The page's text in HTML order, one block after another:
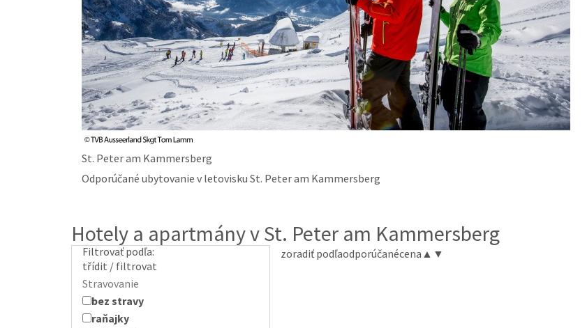
St. Peter am Kammersberg
Odporúčané ubytovanie v letovisku St. Peter am Kammersberg
Hotely a apartmány v St. Peter am Kammersberg
Filtrovať podľa:
třídit / filtrovat
Stravovanie
bez stravy
raňajky
zoradiť podľaodporúčanécena ▲ ▼